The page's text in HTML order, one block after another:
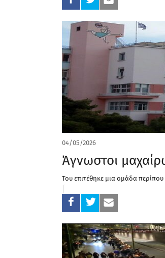
04/05/2026
Άγνωστοι
Του επιτέθηκε μια ομάδα